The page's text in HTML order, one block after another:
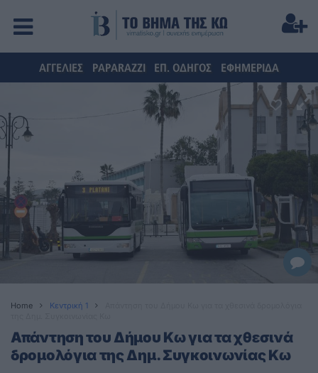
ΑΓΓΕΛΙΕΣ PAPARAZZI ΕΠ. ΟΔΗΓΟΣ ΕΦΗΜΕΡΙΔΑ
Home Κεντρική 1
Απάντηση του Δήμου Κω για τα χθεσινά
δρομολόγια της Δημ. Συγκοινωνίας Κω